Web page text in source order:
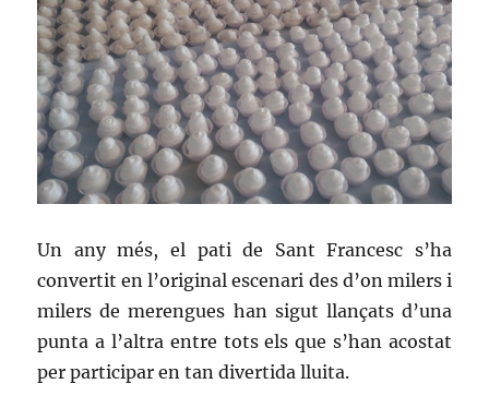
Un any més, el pati de Sant Francesc s’ha
convertit en l’original escenari des d’on milers i
milers de merengues han sigut llançats d’una
punta a l’altra entre tots els que s’han acostat
per participar en tan divertida lluita.